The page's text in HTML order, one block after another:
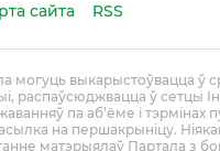
сайта RSS
могуць выкарыстоўвацца ў
распаўсюджвацца ў сетцы
па аб’ёме і тэрмінах
на першакрыніцу.
матэрыялаў Партала з